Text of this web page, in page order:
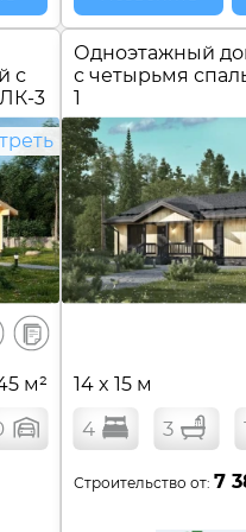
с
3
В
сравнение
м²
Одноэтажный
с четырьмя
1
14 x 15 м
4 3
Строительство от:7